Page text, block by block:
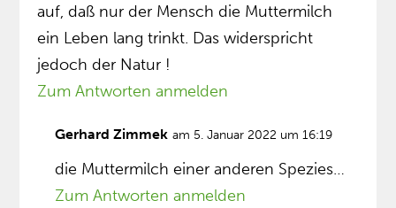
auf, daß nur der Mensch die Muttermilch
ein Leben lang trinkt. Das widerspricht
jedoch der Natur !
Zum Antworten anmelden
Gerhard Zimmek am 5. Januar 2022 um 16:19
die Muttermilch einer anderen Spezies…
Zum Antworten anmelden